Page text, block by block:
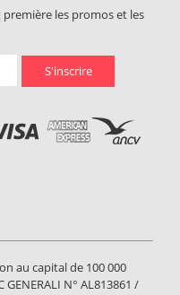
les promos et les
S'inscrire
au capital de 100 000
N° AL813861 /